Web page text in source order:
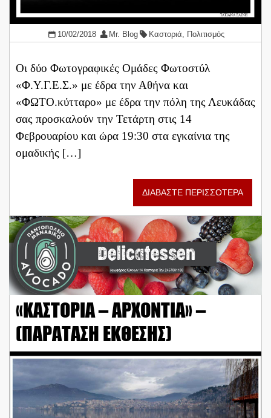
10/02/2018 Mr. Blog Καστοριά, Πολιτισμός
Οι δύο Φωτογραφικές Ομάδες Φωτοστύλ
«Φ.Υ.Γ.Ε.Σ.» με έδρα την Αθήνα και
«ΦΩΤΟ.κύτταρο» με έδρα την πόλη της Λευκάδας
σας προσκαλούν την Τετάρτη στις 14
Φεβρουαρίου και ώρα 19:30 στα εγκαίνια της
ομαδικής […]
ΔΙΑΒΑΣΤΕ ΠΕΡΙΣΣΟΤΕΡΑ
«ΚΑΣΤΟΡΙΑ – ΑΡΧΟΝΤΙΑ» –
(ΠΑΡΑΤΑΣΗ ΕΚΘΕΣΗΣ)